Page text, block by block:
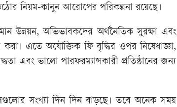
নিয়ম-কানুন আরোপের পরিকল্পনা রয়েছে।
উন্নয়ন, অভিভাবকদের অর্থনৈতিক সুরক্ষা এবং
করা। এতে অযৌক্তিক ফি বৃদ্ধির ওপর নিষেধাজ্ঞা,
এবং ভালো পারফরম্যান্সকারী প্রতিষ্ঠানের জন্য
সংখ্যা দিন দিন বাড়ছে। তবে অনেক সময়